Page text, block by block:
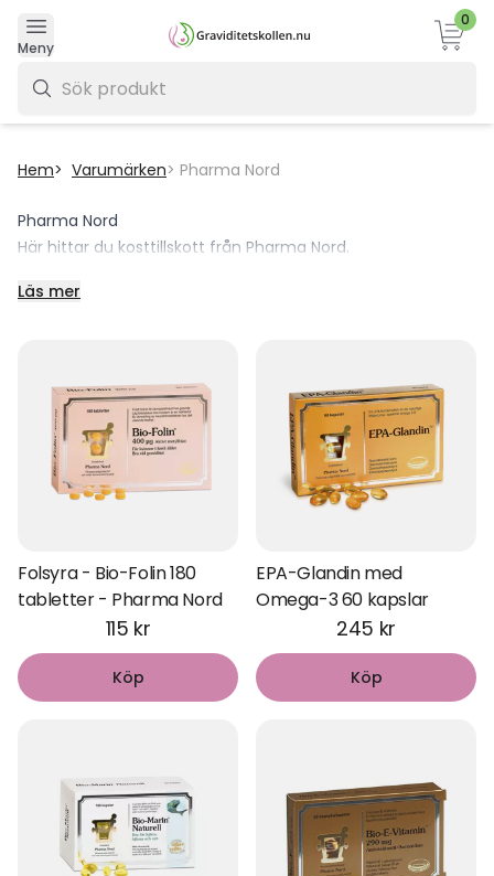
Meny
0
Hem Varumärken Pharma Nord
Pharma Nord
Här hittar du kosttillskott från Pharma Nord.
Läs mer
Folsyra - Bio-Folin 180
tabletter - Pharma Nord
115 kr
Köp
EPA-Glandin med
Omega-3 60 kapslar
245 kr
Köp